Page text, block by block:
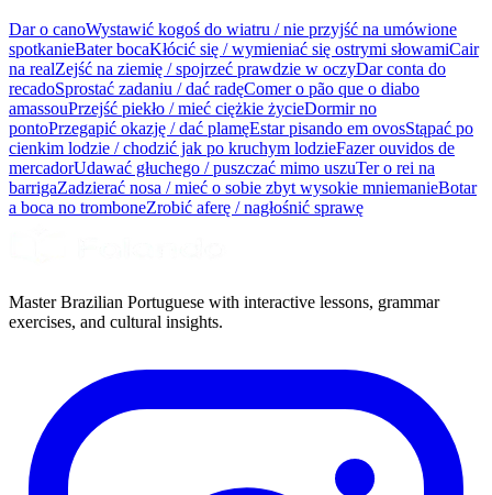
Dar o canoWystawić kogoś do wiatru / nie przyjść na umówione
spotkanieBater bocaKłócić się / wymieniać się ostrymi słowamiCair
na realZejść na ziemię / spojrzeć prawdzie w oczyDar conta do
recadoSprostać zadaniu / dać radęComer o pão que o diabo
amassouPrzejść piekło / mieć ciężkie życieDormir no
pontoPrzegapić okazję / dać plamęEstar pisando em ovosStąpać po
cienkim lodzie / chodzić jak po kruchym lodzieFazer ouvidos de
mercadorUdawać głuchego / puszczać mimo uszuTer o rei na
barrigaZadzierać nosa / mieć o sobie zbyt wysokie mniemanieBotar
a boca no tromboneZrobić aferę / nagłośnić sprawę
Master Brazilian Portuguese with interactive lessons, grammar
exercises, and cultural insights.